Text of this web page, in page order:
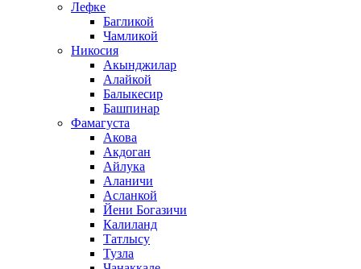
Лефке
Багликой
Чамликой
Никосия
Акынджилар
Алайкой
Балыкесир
Башпинар
Фамагуста
Акова
Акдоган
Айлука
Аланичи
Асланкой
Йени Богазичи
Калиланд
Татлысу
Тузла